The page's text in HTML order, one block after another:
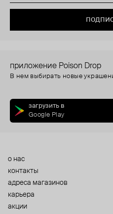
приложение Poison Drop
В нем выбирать новые
загрузить в
Google Play
о нас
контакты
адреса магазинов
карьера
акции